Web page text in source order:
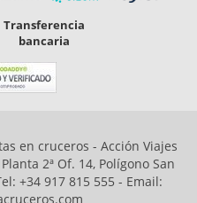
Transferencia
bancaria
en cruceros - Acción Viajes
2ª Of. 14, Polígono San
+34 917 815 555 - Email: